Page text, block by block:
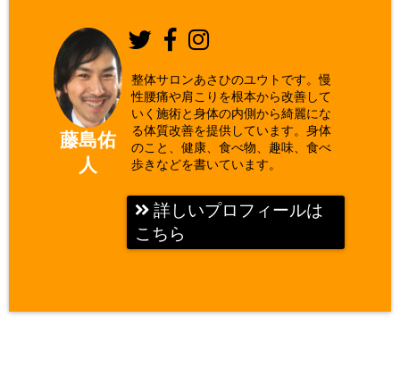
藤島佑
人
整体サロンあさひのユウトです。慢
性腰痛や肩こりを根本から改善して
いく施術と身体の内側から綺麗にな
る体質改善を提供しています。身体
のこと、健康、食べ物、趣味、食べ
歩きなどを書いています。
詳しいプロフィールは
こちら